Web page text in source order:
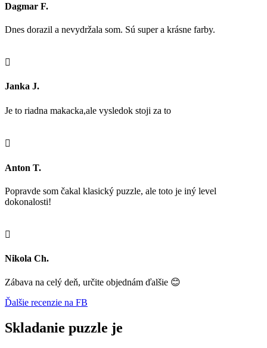
Dagmar F.
Dnes dorazil a nevydržala som. Sú super a krásne farby.

Janka J.
Je to riadna makacka,ale vysledok stoji za to

Anton T.
Popravde som čakal klasický puzzle, ale toto je iný level
dokonalosti!

Nikola Ch.
Zábava na celý deň, určite objednám ďalšie 😊
Ďalšie recenzie na FB
Skladanie puzzle je